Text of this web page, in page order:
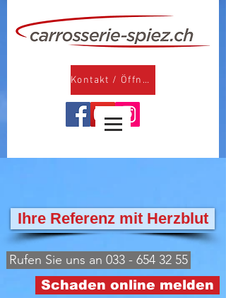
Kontakt / Öffnungszeiten
Ihre Referenz mit Herzblut
Rufen Sie uns an 033 - 654 32 55
Schaden online melden